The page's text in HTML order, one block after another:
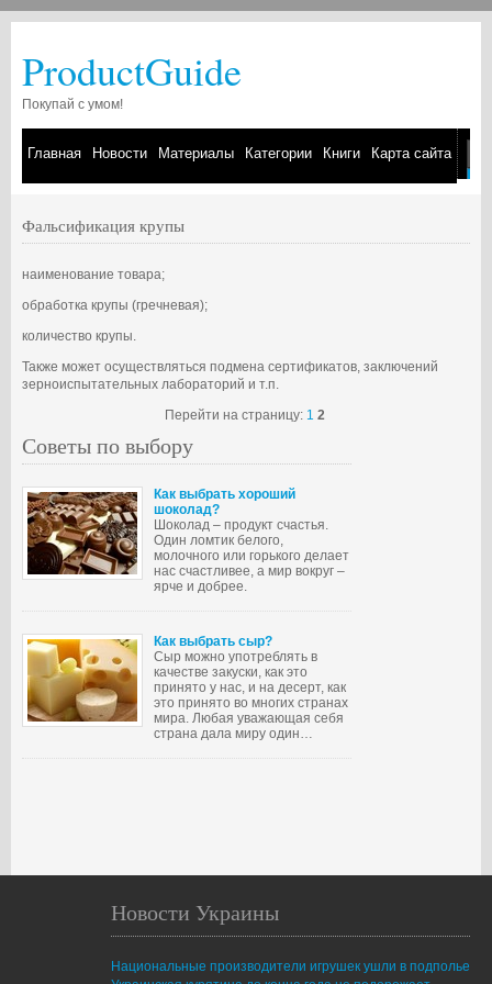
ProductGuide
Покупай с умом!
Главная Новости Материалы Категории Книги Карта сайта
Фальсификация крупы
наименование товара;
обработка крупы (гречневая);
количество крупы.
Также может осуществляться подмена сертификатов, заключений
зерноиспытательных лабораторий и т.п.
Перейти на страницу: 1 2
Советы по выбору
Как выбрать хороший
шоколад?
Шоколад – продукт счастья.
Один ломтик белого,
молочного или горького делает
нас счастливее, а мир вокруг –
ярче и добрее.
Как выбрать сыр?
Сыр можно употреблять в
качестве закуски, как это
принято у нас, и на десерт, как
это принято во многих странах
мира. Любая уважающая себя
страна дала миру один…
Новости Украины
Национальные производители игрушек ушли в подполье